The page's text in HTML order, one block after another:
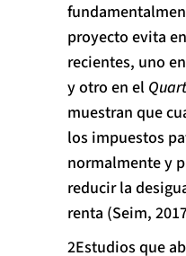
proyecto evita
recientes, uno
y otro en el
muestran que
los impuestos
normalmente y
reducir la
renta (Seim,
Estudios que